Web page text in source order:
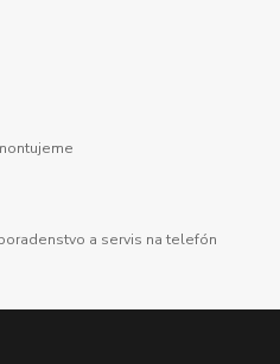
a servis na telefón